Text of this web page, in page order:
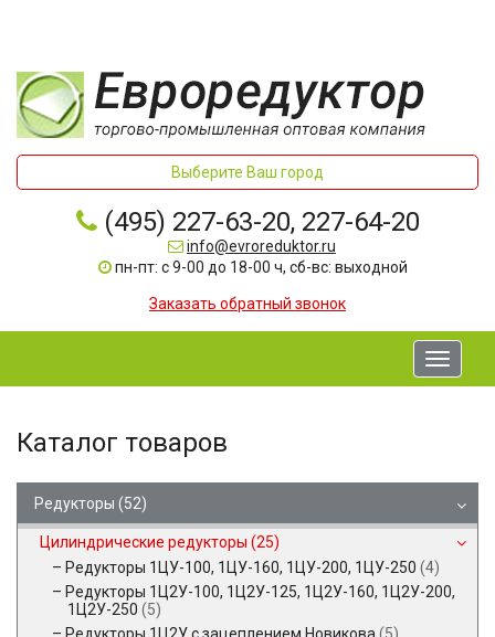
Выберите Ваш город
(495) 227-63-20, 227-64-20
info@evroreduktor.ru
пн-пт: с 9-00 до 18-00 ч, сб-вс: выходной
Заказать обратный звонок
Toggle
Каталог товаров
Редукторы (52)
Цилиндрические редукторы (25)
Редукторы 1ЦУ-100, 1ЦУ-160, 1ЦУ-200, 1ЦУ-250 (4)
Редукторы 1Ц2У-100, 1Ц2У-125, 1Ц2У-160, 1Ц2У-200,
1Ц2У-250 (5)